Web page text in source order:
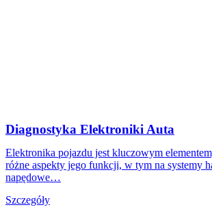
Diagnostyka Elektroniki Auta
Elektronika pojazdu jest kluczowym
różne aspekty jego funkcji, w tym na systemy
napędowe…
Szczegóły